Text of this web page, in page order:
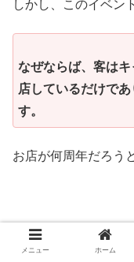
しかし、このイベン
なぜならば、客は
店しているだけで
す。
お店が何周年だろう
一つ目の方法は泣き
メニュー ホーム